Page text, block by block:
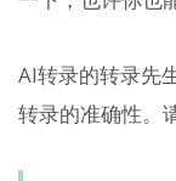
AI转录的转录先
转录的准确性。